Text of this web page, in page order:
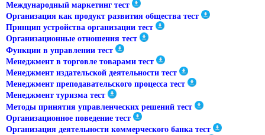
Международный маркетинг тест
Организация как продукт развития общества тест
Принцип устройства организации тест
Организационные отношения тест
Функции в управлении тест
Менеджмент в торговле товарами тест
Менеджмент издательской деятельности тест
Менеджмент преподавательского процесса тест
Менеджмент туризма тест
Методы принятия управленческих решений тест
Организационное поведение тест
Организация деятельности коммерческого банка тест